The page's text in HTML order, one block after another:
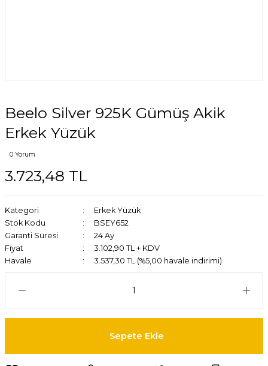
Beelo Silver 925K Gümüş Akik
Erkek Yüzük
0 Yorum
3.723,48 TL
Kategori
Erkek Yüzük
Stok Kodu
BSEY652
Garanti Süresi
24 Ay
Fiyat
3.102,90 TL + KDV
Havale
3.537,30 TL (%5,00 havale indirimi)
Sepete Ekle